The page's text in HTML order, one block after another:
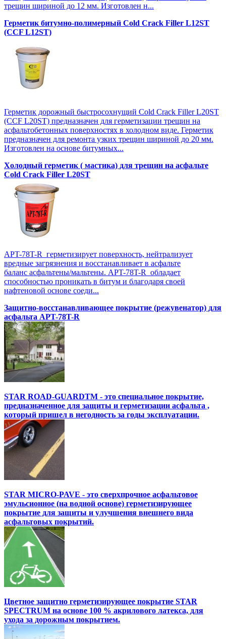
трещин шириной до 12 мм. Изготовлен н...
Герметик битумно-полимерный Cold Crack Filler L12SТ
(CCF L12SТ)
Герметик дорожный быстросохнущий Cold Crack Filler L20SТ
(CCF L20SТ) предназначен для герметизации трещин на
асфальтобетонных поверхностях в холодном виде. Герметик
предназначен для ремонта узких трещин шириной до 20 мм.
Изготовлен на основе битумных...
Холодный герметик ( мастика) для трещин на асфальте
Cold Crack Filler L20SТ
APT-78T-R герметизирует поверхность, нейтрализует
вредные загрязнения и восстанавливает в асфальте
баланс асфальтены/мальтены. APT-78T-R обладает
способностью проникать в битум и благодаря своей
нафтеновой основе соеди...
Защитно-восстанавливающее покрытие (режувенатор) для
асфальта APT-78T-R
STAR ROAD-GUARDTM - это специальное покрытие,
предназначенное для защиты и герметизации асфальта ,
который пришел в негодность за годы эксплуатации.
STAR MICRO-PAVE - это сверхпрочное асфальтовое
эмульсионное (на водной основе) герметизирующее
покрытие для защиты и улучшения внешнего вида
асфальтовых покрытий.
Цветное защитно герметизирующее покрытие STAR
SPECTRUM на основе 100 % акрилового латекса, для
ухода за дорожным покрытием.